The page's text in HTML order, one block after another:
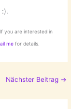
:).
you are interested in
me for details.
Nächster Beitrag →